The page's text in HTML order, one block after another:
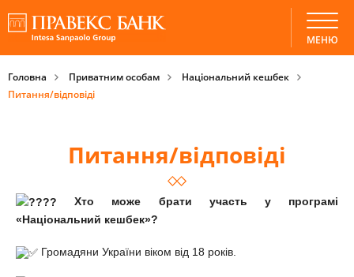
МЕНЮ
Головна Приватним особам
Національний кешбек
Питання/відповіді
Питання/відповіді
Хто може брати участь у програмі
«Національний кешбек»?
Громадяни України віком від 18 років.